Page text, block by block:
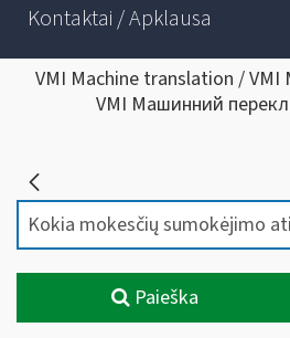
Kontaktai / Apklausa
VMI Machine translation /
VMI Машинний
Paieška